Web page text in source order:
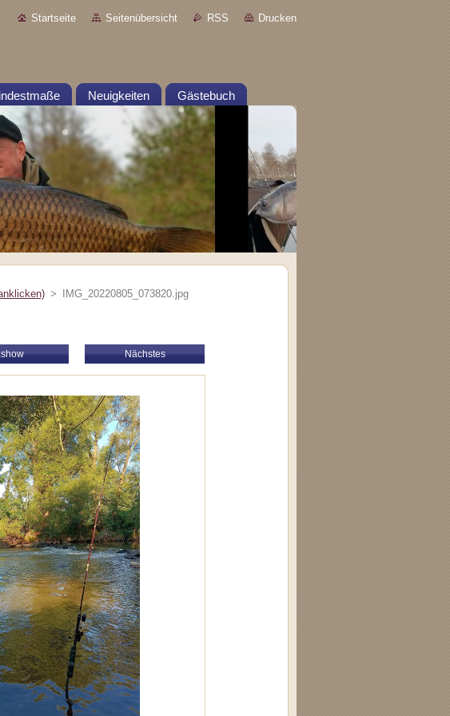
Startseite Seitenübersicht RSS Drucken
Neuigkeiten Gästebuch
> IMG_20220805_073820.jpg
Nächstes